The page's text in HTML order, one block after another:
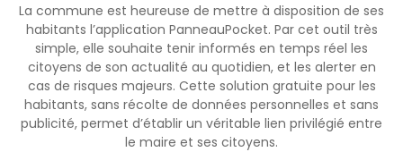
La commune est heureuse de mettre à disposition de ses
habitants l’application PanneauPocket. Par cet outil très
simple, elle souhaite tenir informés en temps réel les
citoyens de son actualité au quotidien, et les alerter en
cas de risques majeurs. Cette solution gratuite pour les
habitants, sans récolte de données personnelles et sans
publicité, permet d’établir un véritable lien privilégié entre
le maire et ses citoyens.